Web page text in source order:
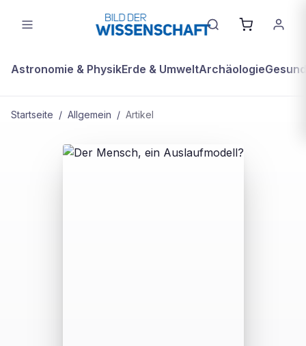
Astronomie & PhysikErde & UmweltArchäologie
Startseite / Allgemein / Artikel